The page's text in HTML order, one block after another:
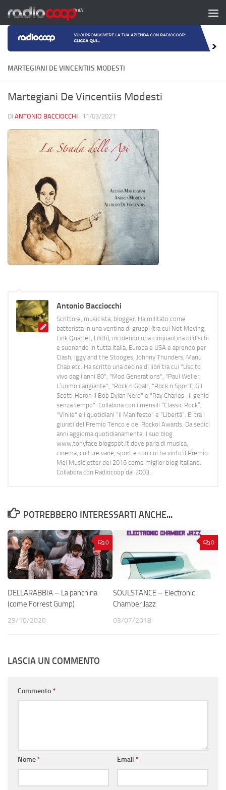
Salta al contenuto
MARTEGIANI DE VINCENTIIS MODESTI
Martegiani De Vincentiis Modesti
DI ANTONIO BACCIOCCHI · 11/03/2021
Antonio Bacciocchi
Scrittore, musicista, blogger. Ha militato come
batterista in una ventina di gruppi (tra cui Not Moving,
Link Quartet, Lilith), incidendo una cinquantina di dischi
e suonando in tutta Italia, Europa e USA e aprendo per
Clash, Iggy and the Stooges, Johnny Thunders, Manu
Chao etc. Ha scritto una decina di libri tra cui "Uscito
vivo dagli anni 80", "Mod Generations", "Paul Weller,
L’uomo cangiante", "Rock n Goal", "Rock n Spor"t, Gil
Scott-Heron Il Bob Dylan Nero" e "Ray Charles- Il genio
senza tempo". Collabora con i mensili “Classic Rock”,
"Vinile" e i quotidiani “Il Manifesto” e “Libertà”. E' tra i
giurati del Premio Tenco e del Rockol Awards. Da sedici
anni aggiorna quotidianamente il suo blog
www.tonyface.blogspot.it dove parla di musica,
cinema, culture varie, sport e con cui ha vinto il Premio
Mei Musicletter del 2016 come miglior blog italiano.
Collabora con Radiocoop dal 2003.
POTREBBERO INTERESSARTI ANCHE...
0
DELLARABBIA – La panchina
(come Forrest Gump)
29/10/2020
0
SOULSTANCE – Electronic
Chamber Jazz
03/07/2018
LASCIA UN COMMENTO
Commento*
Nome* Email *